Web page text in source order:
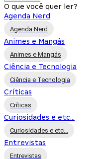
O que você quer ler?
Agenda Nerd
Agenda Nerd
Animes e Mangás
Animes e Mangás
Ciência e Tecnologia
Ciência e Tecnologia
Críticas
Críticas
Curiosidades e etc...
Curiosidades e etc...
Entrevistas
Entrevistas